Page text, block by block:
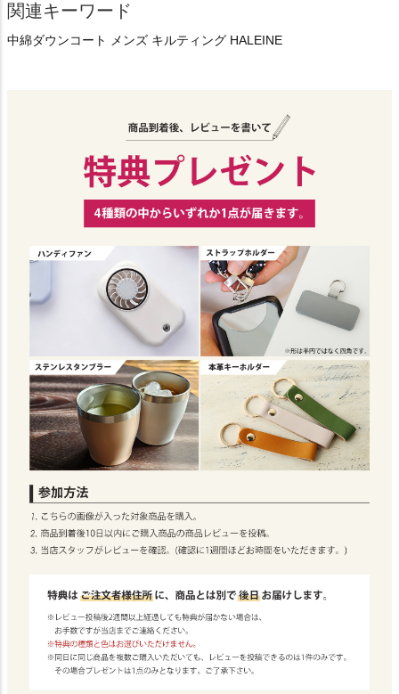
関連キーワード
中綿ダウンコート メンズ キルティング HALEINE